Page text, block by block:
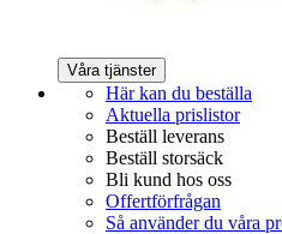
Våra tjänster
Här kan du beställa
Aktuella prislistor
Beställ leverans
Beställ storsäck
Bli kund hos oss
Offertförfrågan
Så använder du våra